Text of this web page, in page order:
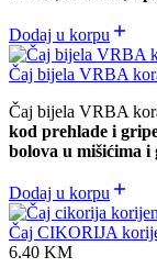
Dodaj u korpu
Čaj bijela VRBA
Čaj bijela VRBA
kod prehlade i
bolova u mišićima i
Dodaj u korpu
Čaj CIKORIJA
6.40 KM